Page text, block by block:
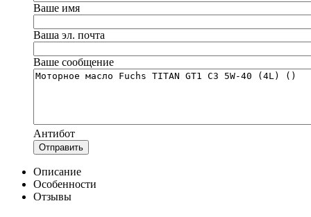
Ваше имя
Ваша эл. почта
Ваше сообщение
Антибот
Отправить
Описание
Особенности
Отзывы